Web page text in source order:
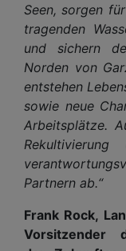
Seen, sorgen
tragenden
und sichern
Norden von
entstehen
sowie neue
Arbeitsplätze.
Partnern ab.“
Frank Rock,
Vorsitzender